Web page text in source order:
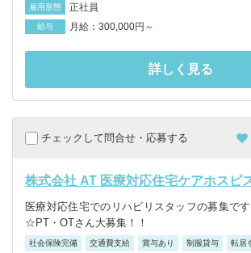
雇用形態 正社員
給与 月給：300,000円～
詳しく見る
チェックして問合せ・応募する
株式会社 AT 医療対応住宅ケアホスピ
医療対応住宅でのリハビリスタッフの募集で
☆PT・OTさん大募集！！
社会保険完備 交通費支給 賞与あり 制服貸与 転居